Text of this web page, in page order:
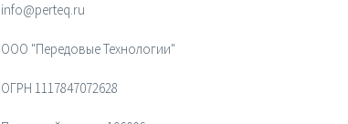
info@perteq.ru
ООО "Передовые Технологии"
ОГРН 1117847072628